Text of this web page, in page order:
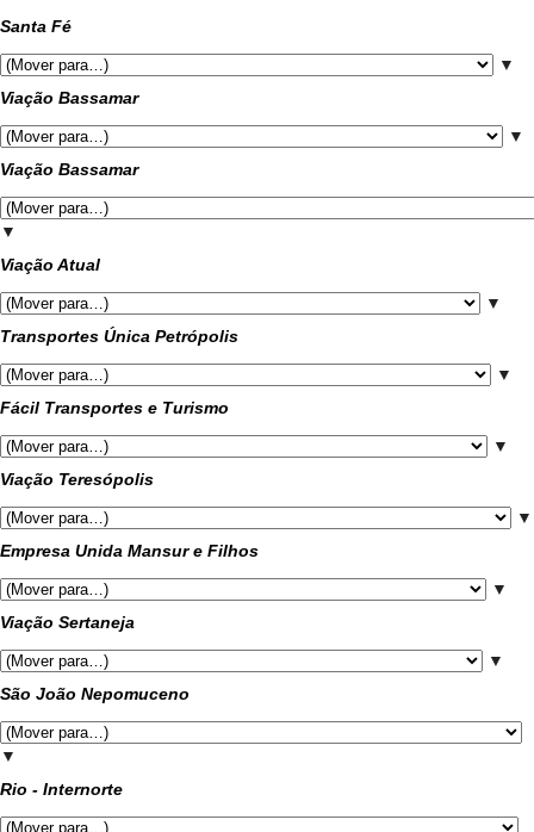
Santa Fé
▼
Viação Bassamar
▼
Viação Bassamar
▼
Viação Atual
▼
Transportes Única Petrópolis
▼
Fácil Transportes e Turismo
▼
Viação Teresópolis
▼
Empresa Unida Mansur e Filhos
▼
Viação Sertaneja
▼
São João Nepomuceno
▼
Rio - Internorte